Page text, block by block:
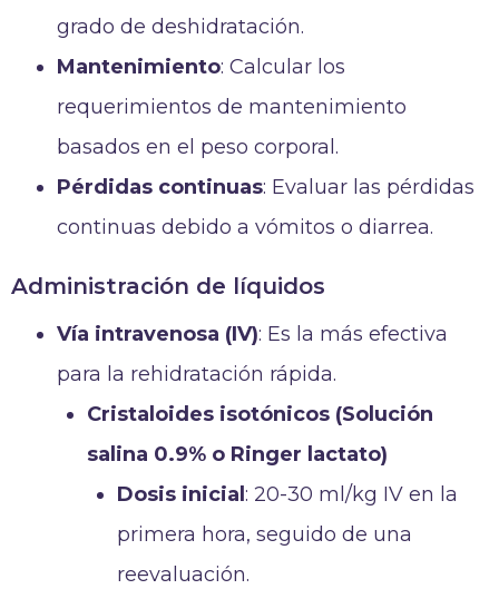
grado de deshidratación.
Mantenimiento: Calcular los
requerimientos de mantenimiento
basados en el peso corporal.
Pérdidas continuas: Evaluar las pérdidas
continuas debido a vómitos o diarrea.
Administración de líquidos
Vía intravenosa (IV): Es la más efectiva
para la rehidratación rápida.
Cristaloides isotónicos (Solución
salina 0.9% o Ringer lactato)
Dosis inicial: 20-30 ml/kg IV en la
primera hora, seguido de una
reevaluación.